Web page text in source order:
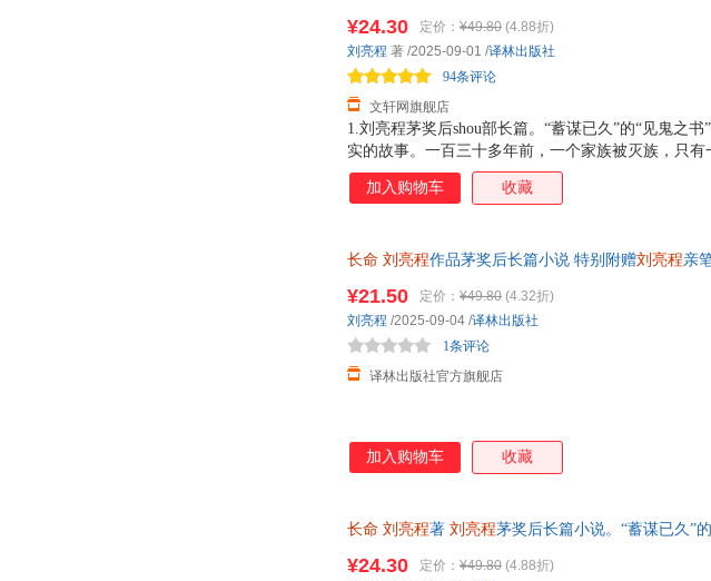
1.刘亮程茅奖后shou部长篇。“蓄谋已久”的“见鬼之
实的故事。一百三十多年前，一个家族被灭族，只
后，又繁衍成一个大家族。我们家也有一段兴衰史
丢失的父亲。这个关于恐惧、死与生的悠长故事，
《长命》写了许多鬼，可没有鬼的现实，是不完整的
¥24.30 定价： ¥49.80 (4.88折)
文轩网旗舰店
94条评论
刘亮程 著 /2025-09-01 /译林出版社
加入购物车 收藏
长命 刘亮程作品茅奖后长篇小说 特别附赠刘亮程亲
¥21.50 定价： ¥49.80 (4.32折)
译林出版社官方旗舰店
1条评论
刘亮程 /2025-09-04 /译林出版社
加入购物车 收藏
长命 刘亮程著 刘亮程茅奖后长篇小说。“蓄谋已久”
¥24.30 定价： ¥49.80 (4.88折)